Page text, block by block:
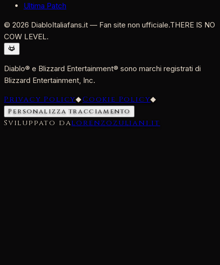
Ultima Patch
© 2026 DiabloItaliafans.it — Fan site non ufficiale.THERE IS NO
COW LEVEL.
Diablo® e Blizzard Entertainment® sono marchi registrati di
Blizzard Entertainment, Inc.
Privacy Policy◆Cookie Policy◆
Personalizza tracciamento
Sviluppato dalorenzozuliani.it